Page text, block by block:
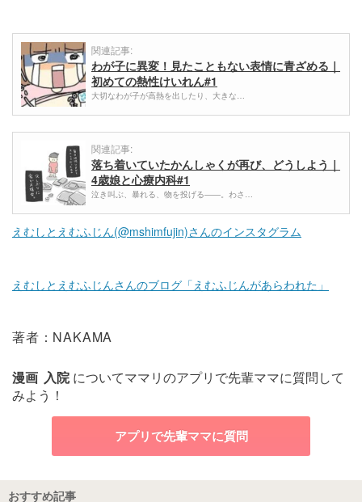
関連記事:
わが子に異変！見たこともない表情に青ざめる｜
初めての熱性けいれん#1
大切なわが子が高熱を出したり、大きな…
関連記事:
落ち着いていたかんしゃくが再び、どうしよう｜
4歳娘と心療内科#1
泣き叫ぶ、暴れる、物を投げる――。わさ…
えむしとえむふじん(@mshimfujin)さんのインスタグラム
えむしとえむふじんさんのブログ「えむふじんがあらわれた」
著者：NAKAMA
漫画 入院についてママリのアプリで先輩ママに質問して
みよう！
アプリで先輩ママに質問
おすすめ記事